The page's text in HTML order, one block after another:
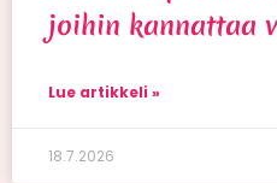
joihin kannattaa
Lue artikkeli »
18.7.2026